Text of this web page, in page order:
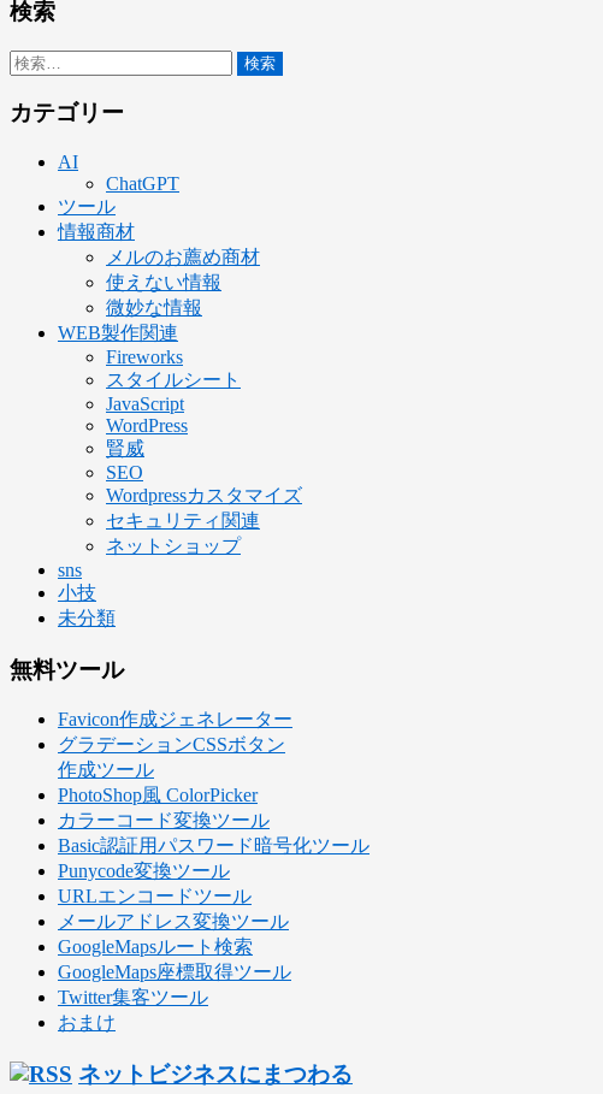
検索
検
カテゴリー
AI
ChatGPT
ツール
情報商材
メルのお薦め商材
使えない情報
微妙な情報
WEB製作関連
Fireworks
スタイルシート
JavaScript
WordPress
賢威
SEO
Wordpressカスタマイズ
セキュリティ関連
ネットショップ
sns
小技
未分類
無料ツール
Favicon作成ジェネレーター
グラデーションCSSボタン
作成ツール
PhotoShop風 ColorPicker
カラーコード変換ツール
Basic認証用パスワード暗号化ツール
Punycode変換ツール
URLエンコードツール
メールアドレス変換ツール
GoogleMapsルート検索
GoogleMaps座標取得ツール
Twitter集客ツール
おまけ
ネットビジネスにまつわる